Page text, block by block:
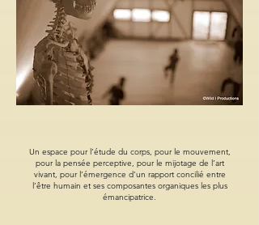
Un espace pour l’étude du corps, pour le mouvement,
pour la pensée perceptive, pour le mijotage de l’art
vivant, pour l’émergence d’un rapport concilié entre
l’être humain et ses composantes organiques les plus
émancipatrice.